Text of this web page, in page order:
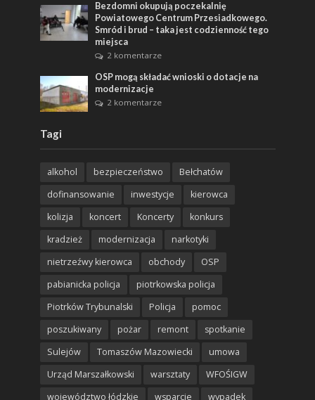
Bezdomni okupują poczekalnię
Powiatowego Centrum Przesiadkowego.
Smród i brud – taka jest codzienność tego
miejsca
2 komentarze
OSP mogą składać wnioski o dotacje na
modernizacje
2 komentarze
Tagi
alkohol bezpieczeństwo
Bełchatów
dofinansowanie
inwestycje
kierowca
kolizja
koncert Koncerty
konkurs
kradzież
modernizacja
narkotyki
nietrzeźwy kierowca
obchody
OSP
pabianicka policja
piotrkowska policja
Piotrków Trybunalski
Policja
pomoc
poszukiwany
pożar remont
spotkanie
Sulejów
Tomaszów Mazowiecki
umowa
Urząd Marszałkowski
warsztaty
WFOŚIGW
województwo łódzkie
wsparcie wypadek